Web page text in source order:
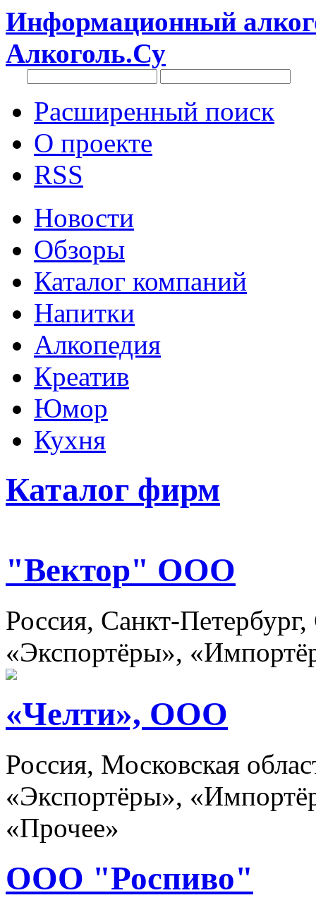
Информационный
Алкоголь.Су
Расширенный поиск
О проекте
RSS
Новости
Обзоры
Каталог компаний
Напитки
Алкопедия
Креатив
Юмор
Кухня
Каталог фирм
"Вектор" ООО
Россия, Санкт-
«Экспортёры»,
«Челти», ООО
Россия, Московская
«Экспортёры»,
«Прочее»
ООО "Роспиво"